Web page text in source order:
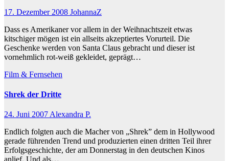
17. Dezember 2008 JohannaZ
Dass es Amerikaner vor allem in der Weihnachtszeit etwas
kitschiger mögen ist ein allseits akzeptiertes Vorurteil. Die
Geschenke werden von Santa Claus gebracht und dieser ist
vornehmlich rot-weiß gekleidet, geprägt…
Film & Fernsehen
Shrek der Dritte
24. Juni 2007 Alexandra P.
Endlich folgten auch die Macher von „Shrek” dem in Hollywood
gerade führenden Trend und produzierten einen dritten Teil ihrer
Erfolgsgeschichte, der am Donnerstag in den deutschen Kinos